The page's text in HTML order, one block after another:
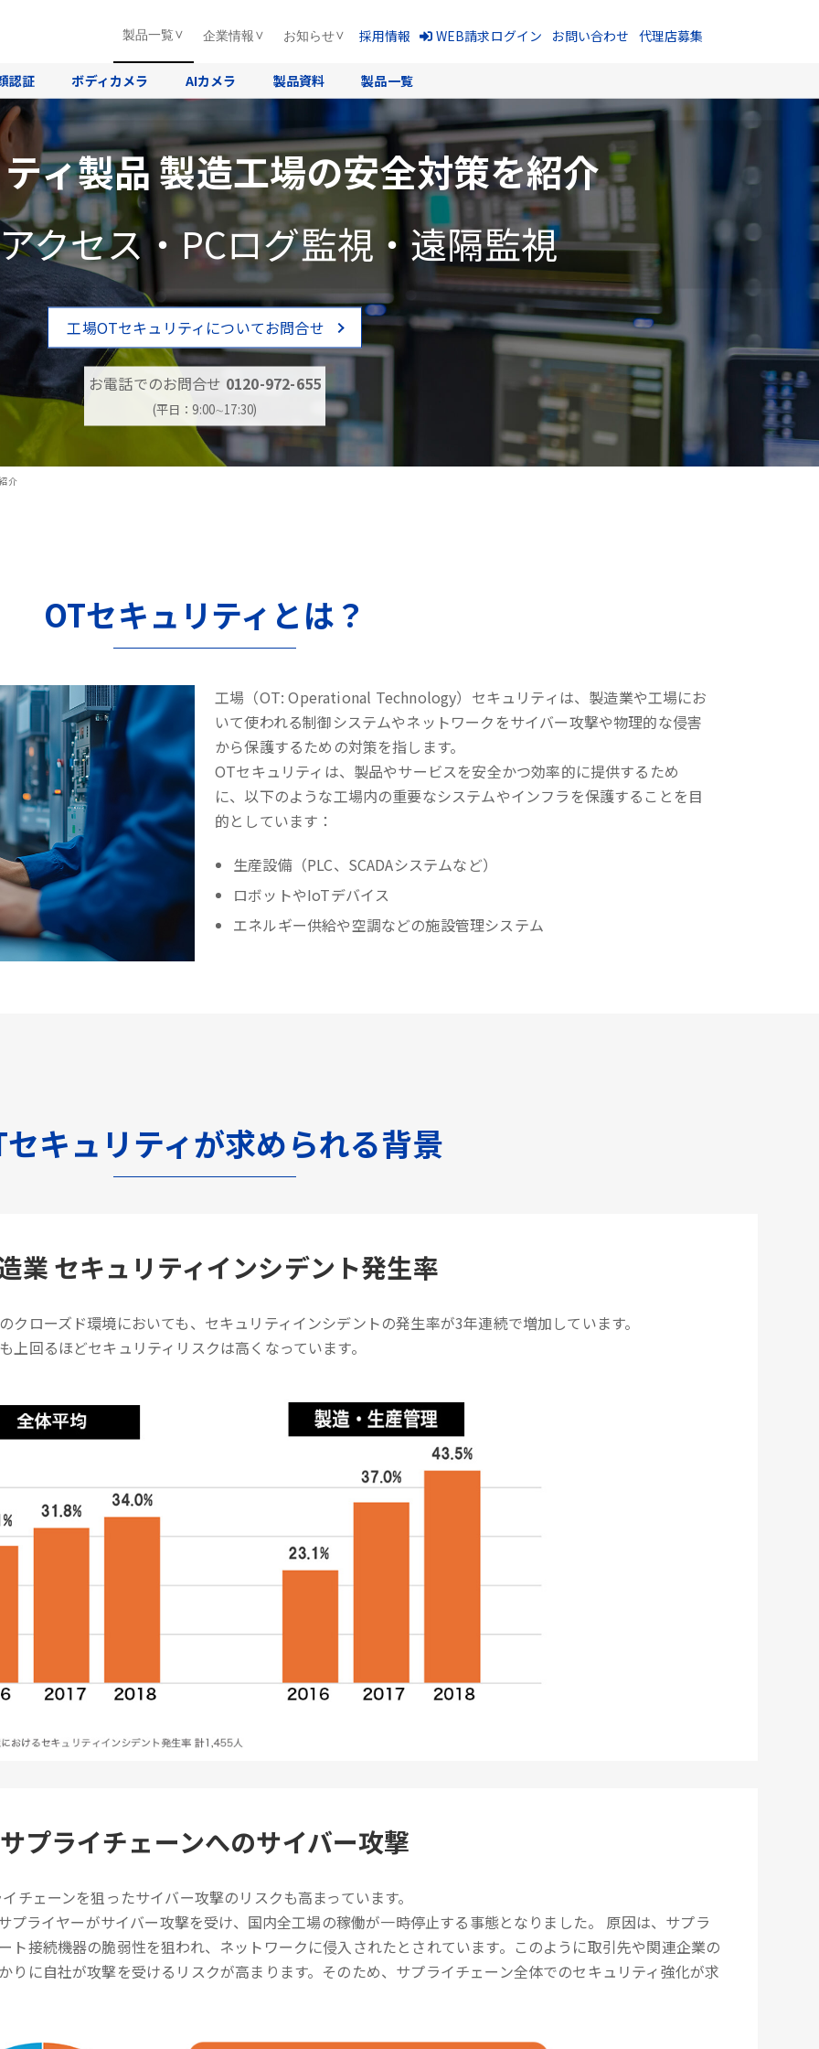
製品一覧
認証 ボディカメラ AIカメラ 製品資料 製品一覧
企業情報 お知らせ 採用情報 WEB請求ログイン お問い合わせ 代理店募集
介
ィ製品 製造工場の安全対策を紹介
クセス・PCログ監視・遠隔監視
工場OTセキュリティについてお問合せ
お電話でのお問合せ 0120-972-655
(平日：9:00∼17:30)
OTセキュリティとは？
工場（OT: Operational Technology）セキュリティは、製造業や工場にお
いて使われる制御システムやネットワークをサイバー攻撃や物理的な侵害
から保護するための対策を指します。
OTセキュリティは、製品やサービスを安全かつ効率的に提供するため
に、以下のような工場内の重要なシステムやインフラを保護することを目
的としています：
生産設備（PLC、SCADAシステムなど）
ロボットやIoTデバイス
エネルギー供給や空調などの施設管理システム
キュリティが求められる背景
業 セキュリティインシデント発生率
ローズド環境においても、セキュリティインシデントの発生率が3年連続で増加しています。
回るほどセキュリティリスクは高くなっています。
サプライチェーンへのサイバー攻撃
チェーンを狙ったサイバー攻撃のリスクも高まっています。
ライヤーがサイバー攻撃を受け、国内全工場の稼働が一時停止する事態となりました。 原因は、サプラ
ト接続機器の脆弱性を狙われ、ネットワークに侵入されたとされています。このように取引先や関連企業の
りに自社が攻撃を受けるリスクが高まります。そのため、サプライチェーン全体でのセキュリティ強化が求